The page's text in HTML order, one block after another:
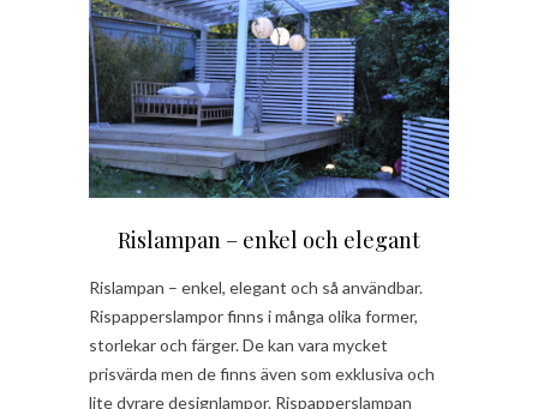
Rislampan – enkel och elegant
Rislampan – enkel, elegant och så användbar.
Rispapperslampor finns i många olika former,
storlekar och färger. De kan vara mycket
prisvärda men de finns även som exklusiva och
lite dyrare designlampor. Rispapperslampan